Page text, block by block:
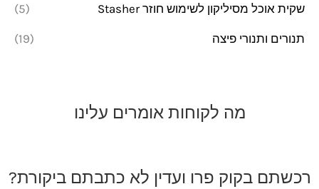
שקית אוכל מסיליקון לשימוש חוזר Stasher (5)
תנורים ותנורי פיצה (19)
מה לקוחות אומרים עלינו
רכשתם בקוק פרו ועדין לא כתבתם ביקורת?